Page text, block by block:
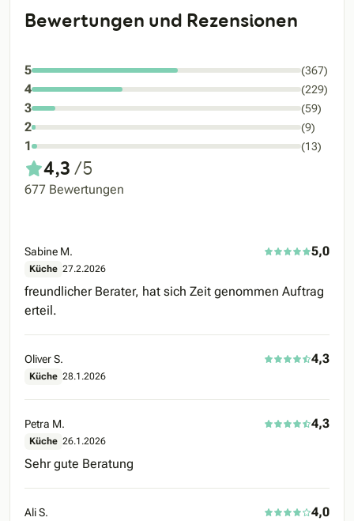
Bewertungen und Rezensionen
5 (367)
4 (229)
3 (59)
2 (9)
1 (13)
4,3 /5
677 Bewertungen
Sabine M. 5,0
Küche 27.2.2026
freundlicher Berater, hat sich Zeit genommen Auftrag
erteil.
Oliver S. 4,3
Küche 28.1.2026
Petra M. 4,3
Küche 26.1.2026
Sehr gute Beratung
Ali S. 4,0